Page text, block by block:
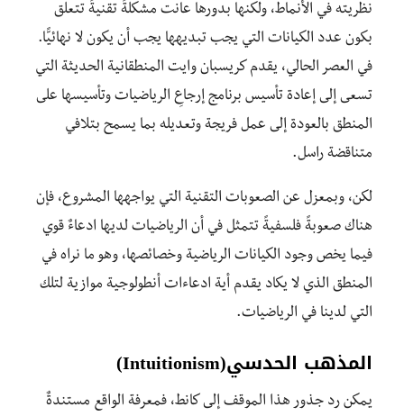
نظريته في الأنماط، ولكنها بدورها عانت مشكلةً تقنيةً تتعلق
بكون عدد الكيانات التي يجب تبديهها يجب أن يكون لا نهائيًّا.
في العصر الحالي، يقدم كريسبان وايت المنطقانية الحديثة التي
تسعى إلى إعادة تأسيس برنامج إرجاعِ الرياضيات وتأسيسها على
المنطق بالعودة إلى عمل فريجة وتعديله بما يسمح بتلافي
متناقضة راسل.
لكن، وبمعزل عن الصعوبات التقنية التي يواجهها المشروع، فإن
هناك صعوبةً فلسفيةً تتمثل في أن الرياضيات لديها ادعاءٌ قوي
فيما يخص وجود الكيانات الرياضية وخصائصها، وهو ما نراه في
المنطق الذي لا يكاد يقدم أية ادعاءات أنطولوجية موازية لتلك
التي لدينا في الرياضيات.
المذهب الحدسي(Intuitionism)
يمكن رد جذور هذا الموقف إلى كانط، فمعرفة الواقع مستندةٌ